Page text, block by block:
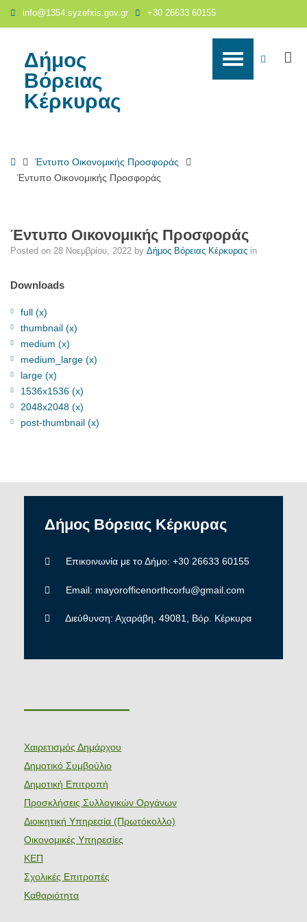
Έντυπο
Δήμος
Βόρειας
Κέρκυρας
info@1354.syzefxis.gov.gr +30 26633 60155
Δήμος
Βόρειας
Κέρκυρας
HomeΈντυπο Οικονομικής Προσφοράς
Έντυπο Οικονομικής Προσφοράς
Έντυπο Οικονομικής Προσφοράς
Posted on 28 Νοεμβρίου, 2022 by Δήμος Βόρειας Κέρκυρας in
Downloads
full (x)
thumbnail (x)
medium (x)
medium_large (x)
large (x)
1536x1536 (x)
2048x2048 (x)
post-thumbnail (x)
Δήμος Βόρειας Κέρκυρας
Επικοινωνία με το Δήμο: +30 26633 60155
Email: mayorofficenorthcorfu@gmail.com
Διεύθυνση: Αχαράβη, 49081, Βόρ. Κέρκυρα
———————
Χαιρετισμός Δημάρχου
Δημοτικό Συμβούλιο
Δημοτική Επιτροπή
Προσκλήσεις Συλλογικών Οργάνων
Διοικητική Υπηρεσία (Πρωτόκολλο)
Οικονομικές Υπηρεσίες
ΚΕΠ
Σχολικές Επιτροπές
Καθαριότητα